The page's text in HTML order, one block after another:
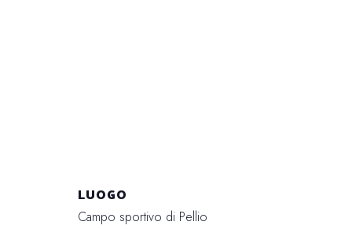
LUOGO
Campo sportivo di Pellio